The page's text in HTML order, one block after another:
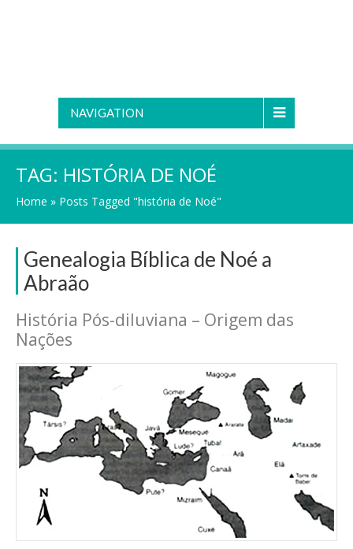
NAVIGATION
TAG: HISTÓRIA DE NOÉ
Home » Posts Tagged "história de Noé"
Genealogia Bíblica de Noé a
Abraão
História Pós-diluviana – Origem das
Nações